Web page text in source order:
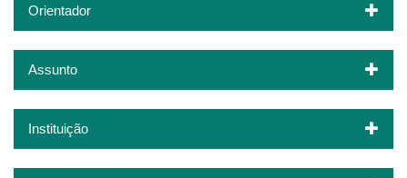
Orientador
Assunto
Instituição